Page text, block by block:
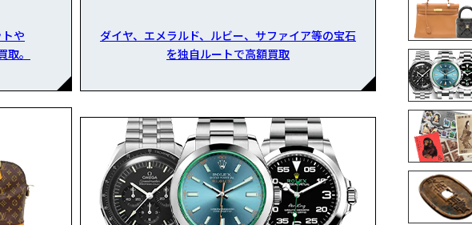
や
。
ダイヤ、エメラルド、ルビー、サファイア等の宝石
を独自ルートで高額買取